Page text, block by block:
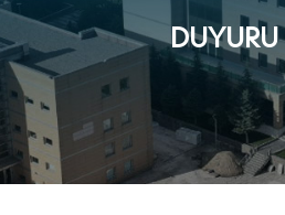
DUYURU